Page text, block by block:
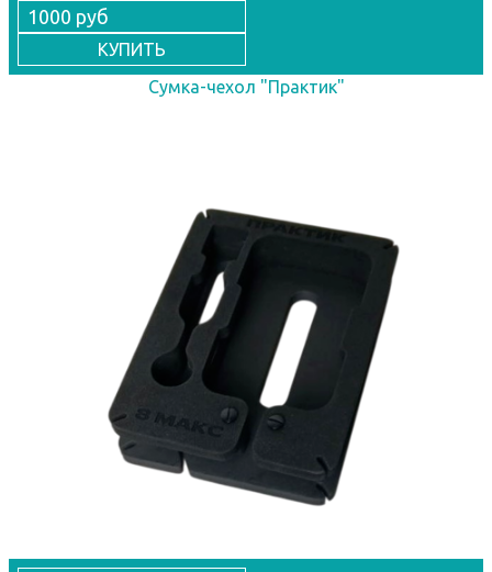
1000 руб
КУПИТЬ
Сумка-чехол "Практик"